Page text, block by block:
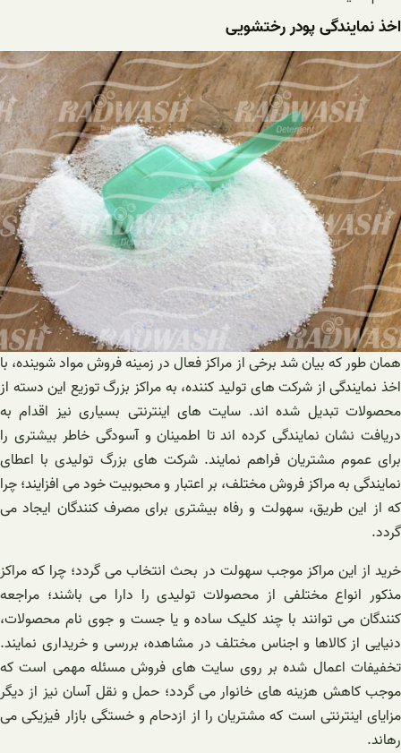
اخذ نمایندگی پودر رختشویی
همان طور که بیان شد برخی از مراکز فعال در زمینه فروش مواد شوینده، با
اخذ نمایندگی از شرکت های تولید کننده، به مراکز بزرگ توزیع این دسته از
محصولات تبدیل شده اند. سایت های اینترنتی بسیاری نیز اقدام به
دریافت نشان نمایندگی کرده اند تا اطمینان و آسودگی خاطر بیشتری را
برای عموم مشتریان فراهم نمایند. شرکت های بزرگ تولیدی با اعطای
نمایندگی به مراکز فروش مختلف، بر اعتبار و محبوبیت خود می افزایند؛ چرا
که از این طریق، سهولت و رفاه بیشتری برای مصرف کنندگان ایجاد می
گردد.
خرید از این مراکز موجب سهولت در بحث انتخاب می گردد؛ چرا که مراکز
مذکور انواع مختلفی از محصولات تولیدی را دارا می باشند؛ مراجعه
کنندگان می توانند با چند کلیک ساده و یا جست و جوی نام محصولات،
دنیایی از کالاها و اجناس مختلف در مشاهده، بررسی و خریداری نمایند.
تخفیفات اعمال شده بر روی سایت های فروش مسئله مهمی است که
موجب کاهش هزینه های خانوار می گردد؛ حمل و نقل آسان نیز از دیگر
مزایای اینترنتی است که مشتریان را از ازدحام و خستگی بازار فیزیکی می
رهاند.